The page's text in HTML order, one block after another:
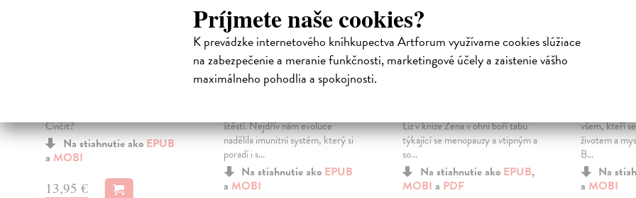
Príjmete naše cookies?
K prevádzke internetového kníhkupectva Artforum využívame cookies slúžiace
na zabezpečenie a meranie funkčnosti, marketingové účely a zaistenie vášho
maximálneho pohodlia a spokojnosti.
Cvičit?
Na stiahnutie ako EPUB
a MOBI
13,95 €
Zázračná imunita
Richtel Matt| Elektronická
štěstí. Nejdřív nám evoluce
nadělila imunitní systém, který si
poradí i s...
Na stiahnutie ako EPUB
a MOBI
Žena v ohni
Liz v knize Žena v ohni boří tabu
týkající se menopauzy a vtipným a
so...
Na stiahnutie ako EPUB,
MOBI a PDF
všem, kteří
životem a
B...
Na
a MOBI